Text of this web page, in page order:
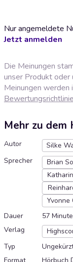
Nur angemeldete
Jetzt anmelden
Die Meinungen
unser Produkt oder
Meinungen werden
Mehr zu dem
Autor
Silke
Sprecher
Brian
Yvonne
Dauer
57
Verlag
Typ